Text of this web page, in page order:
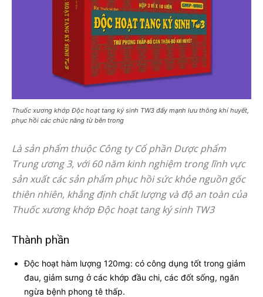
Thuốc xương khớp Độc hoạt tang ký sinh TW3 đẩy mạnh lưu thông khí huyết,
phục hồi các chức năng từ bên trong
Là sản phẩm thuộc Công ty Cổ phần Dược phẩm
Trung ương 3, với 60 năm kinh nghiệm trong lĩnh vực
sản xuất các sản phẩm phục hồi sức khỏe nguồn gốc
thiên nhiên, khẳng định chất lượng và độ an toàn của
Thuốc xương khớp Độc hoạt tang ký sinh TW3
Thành phần
Độc hoạt hàm lượng 120mg: có công dụng tốt trong giảm
đau, giảm sưng ở các khớp đầu chi, các đốt sống, ngăn
ngừa bệnh phong tê thấp.